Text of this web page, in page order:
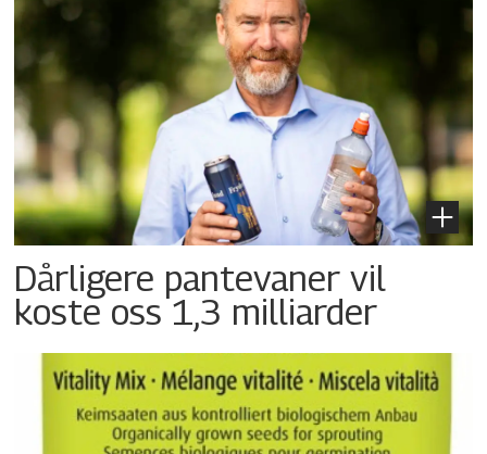
Dårligere pantevaner vil
koste oss 1,3 milliarder